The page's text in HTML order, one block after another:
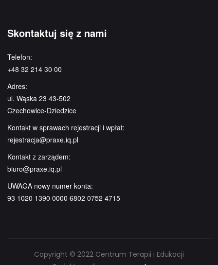
Skontaktuj się z nami
Telefon:
+48 32 214 30 00
Adres:
ul. Wąska 23 43-502
Czechowice-Dziedzice
Kontakt w sprawach rejestracji i wpłat:
rejestracja@praxe.iq.pl
Kontakt z zarządem:
biuro@praxe.iq.pl
UWAGA nowy numer konta:
93 1020 1390 0000 6802 0752 4715
Copyright © 2022 Centrum Terapii i Edukacji